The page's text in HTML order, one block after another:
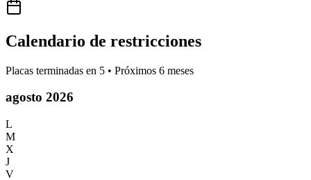
Calendario de restricciones
Placas terminadas en 5 • Próximos 6 meses
agosto 2026
L
M
X
J
V